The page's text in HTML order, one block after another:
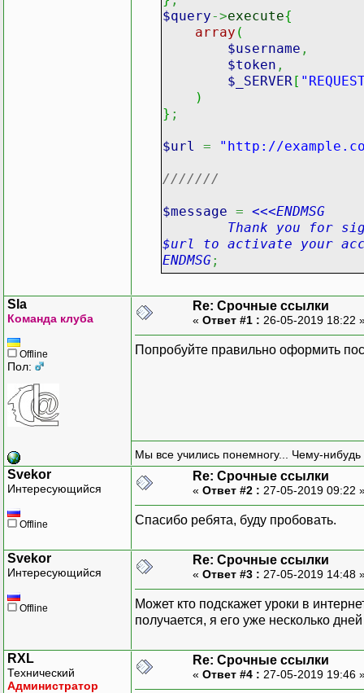
$query->execute{
array (
$username ,
$token ,
$_SERVER [
)
} ;
$url = "http://
///////
$message = <<<ENDMSG
Thank you for
$url to activate your
ENDMSG;
mail($address, "Activate
///////
// получаем токен
throw newException(
}
В таком исполнении
// проверяем токен
$query = $db-
$row = $query-
$query->closeCursor();
if ($row) {
extract($row);
else {
throw new
Sla
Команда клуба
Offline
Пол:
Re: Срочные ссылки
« Ответ #1 : 26-05-2019 18:22
Попробуйте правильно оформить
Мы все учились понемногу... Чему-нибудь
Svekor
Интересующийся
Offline
Re: Срочные ссылки
« Ответ #2 : 27-05-2019 09:22
Спасибо ребята, буду пробовать.
Svekor
Интересующийся
Offline
Re: Срочные ссылки
« Ответ #3 : 27-05-2019 14:48
Может кто подскажет уроки в
получается, я его уже несколько
RXL
Технический
Администратор
Re: Срочные ссылки
« Ответ #4 : 27-05-2019 19:46